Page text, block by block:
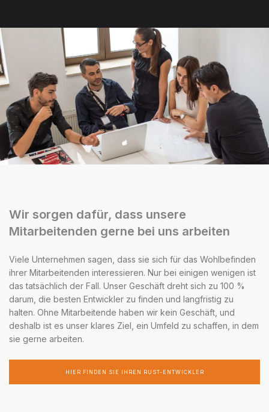
Wir sorgen dafür, dass unsere
Mitarbeitenden gerne bei uns arbeiten
Viele Unternehmen sagen, dass sie sich für das Wohlbefinden
ihrer Mitarbeitenden interessieren. Nur bei einigen wenigen ist
das tatsächlich der Fall. Unser Geschäft dreht sich zu 100 %
darum, die besten Entwickler zu finden und langfristig zu
halten. Ohne Mitarbeitende haben wir kein Geschäft, und
deshalb ist es unser klares Ziel, ein Umfeld zu schaffen, in dem
sie gerne arbeiten.
HIER FINDEN SIE IHREN RUST-ENTWICKLER